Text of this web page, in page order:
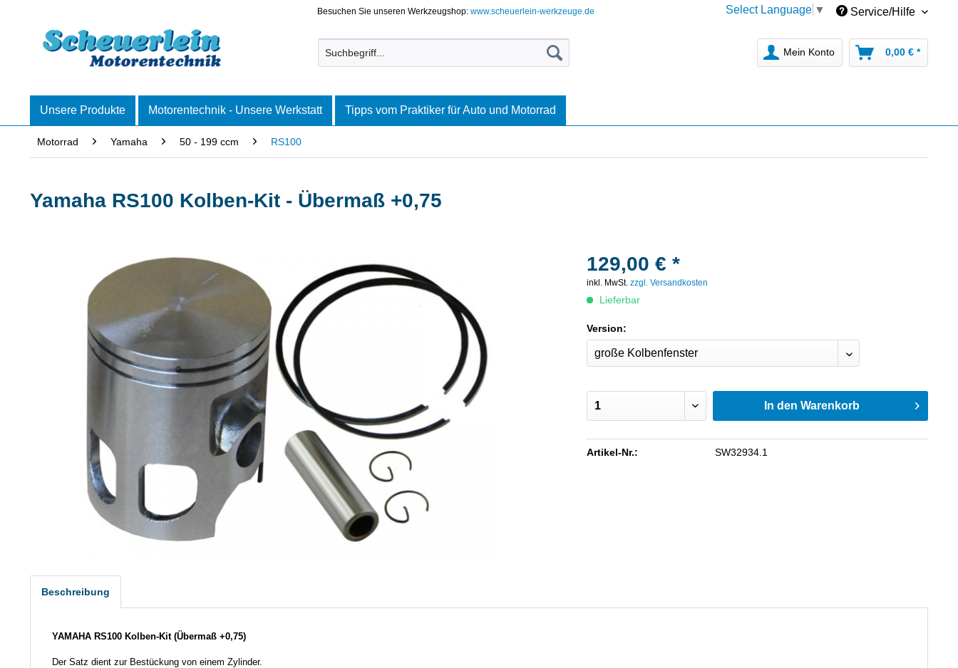
Besuchen Sie unseren Werkzeugshop:www.scheuerlein-werkzeuge.de Select Language ▼ Service/Hilfe
Mein Konto 0,00 € *
Unsere Produkte Motorentechnik - Unsere Werkstatt Tipps vom Praktiker für Auto und Motorrad
Motorrad Yamaha 50 - 199 ccm RS100
Yamaha RS100 Kolben-Kit - Übermaß +0,75
129,00 € *
inkl. MwSt.zzgl. Versandkosten
Lieferbar
Version:
In den Warenkorb
Artikel-Nr.: SW32934.1
Beschreibung
YAMAHA RS100 Kolben-Kit (Übermaß +0,75)
Der Satz dient zur Bestückung von einem Zylinder.